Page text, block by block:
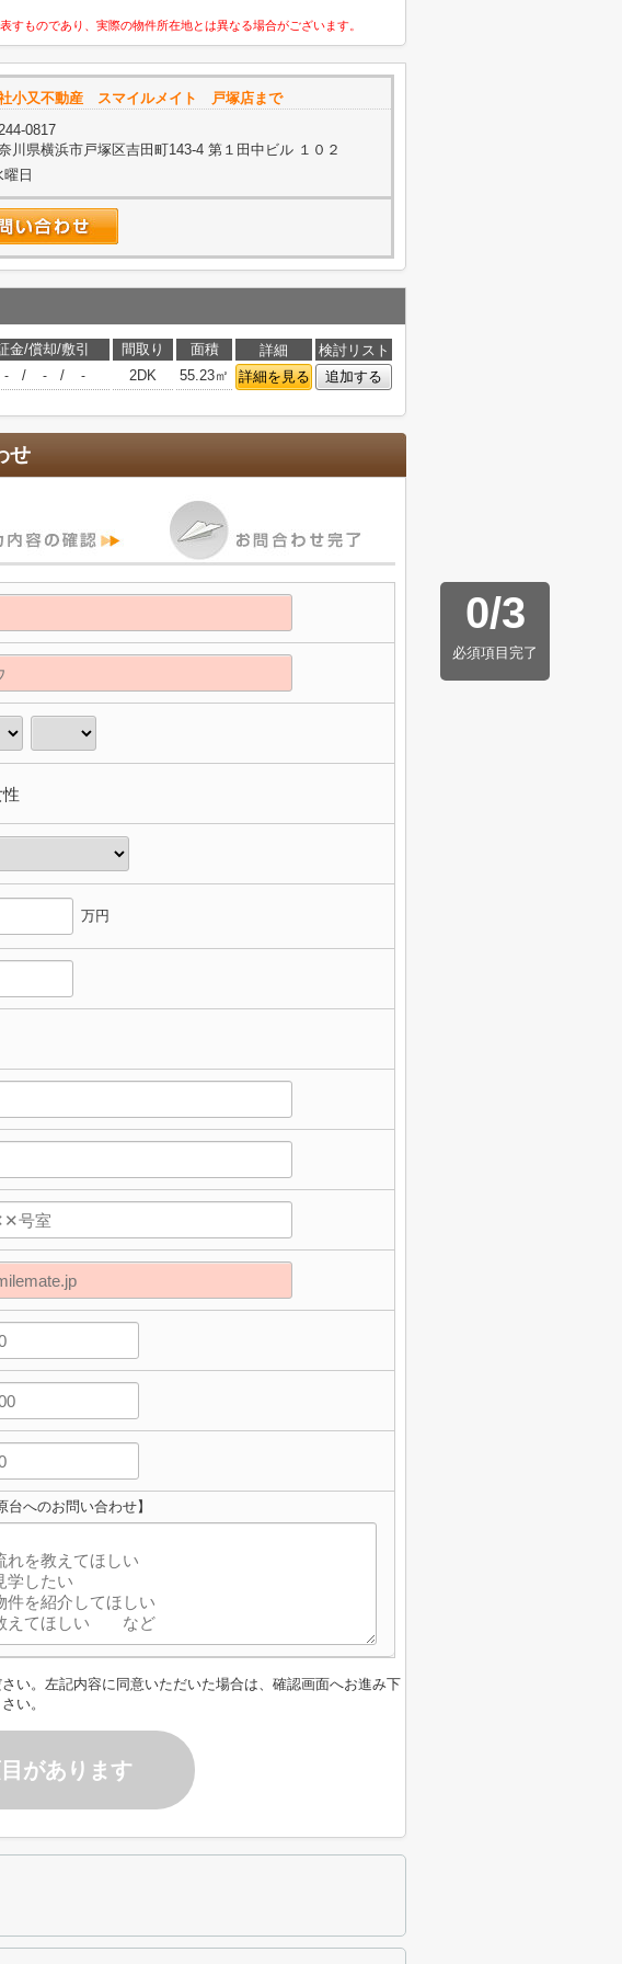
ものであり、実際の物件所在地とは異なる場合がございます。
小又不動産 スマイルメイト 戸塚店まで
0817
川県横浜市戸塚区吉田町143-4 第１田中ビル １０２
日
金/償却/敷引 間取り 面積 詳細
検討リスト
- / - / - 2DK 55.23㎡ 詳細を見る 追加する
せ
0/3
必須項目完了
万円
台へのお問い合わせ】
い。左記内容に同意いただいた場合は、確認画面へお進み下
さい。
があります